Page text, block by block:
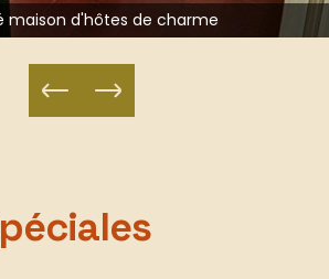
maison d'hôtes de charme